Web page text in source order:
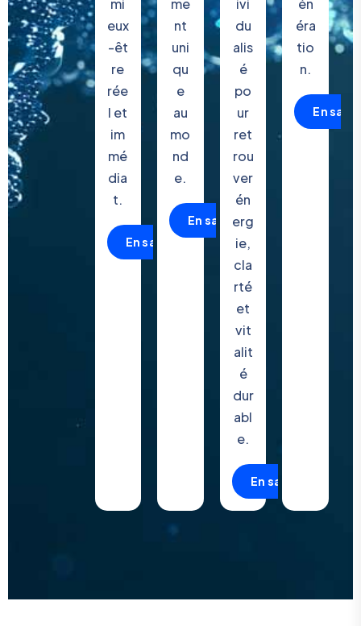
mi
eux
-êt
re
rée
l et
im
mé
dia
t.
En savoir plus
me
nt
uni
qu
e
au
mo
nd
e.
En savoir plus
ivi
du
alis
é
po
ur
ret
rou
ver
én
erg
ie,
cla
rté
et
vit
alit
é
dur
abl
e.
En savoir plus
én
éra
tio
n.
En